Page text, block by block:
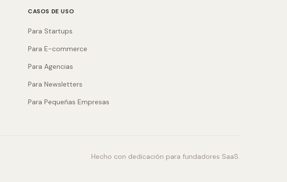
CASOS DE USO
Para Startups
Para E-commerce
Para Agencias
Para Newsletters
Para Pequeñas Empresas
Hecho con dedicación para fundadores SaaS.